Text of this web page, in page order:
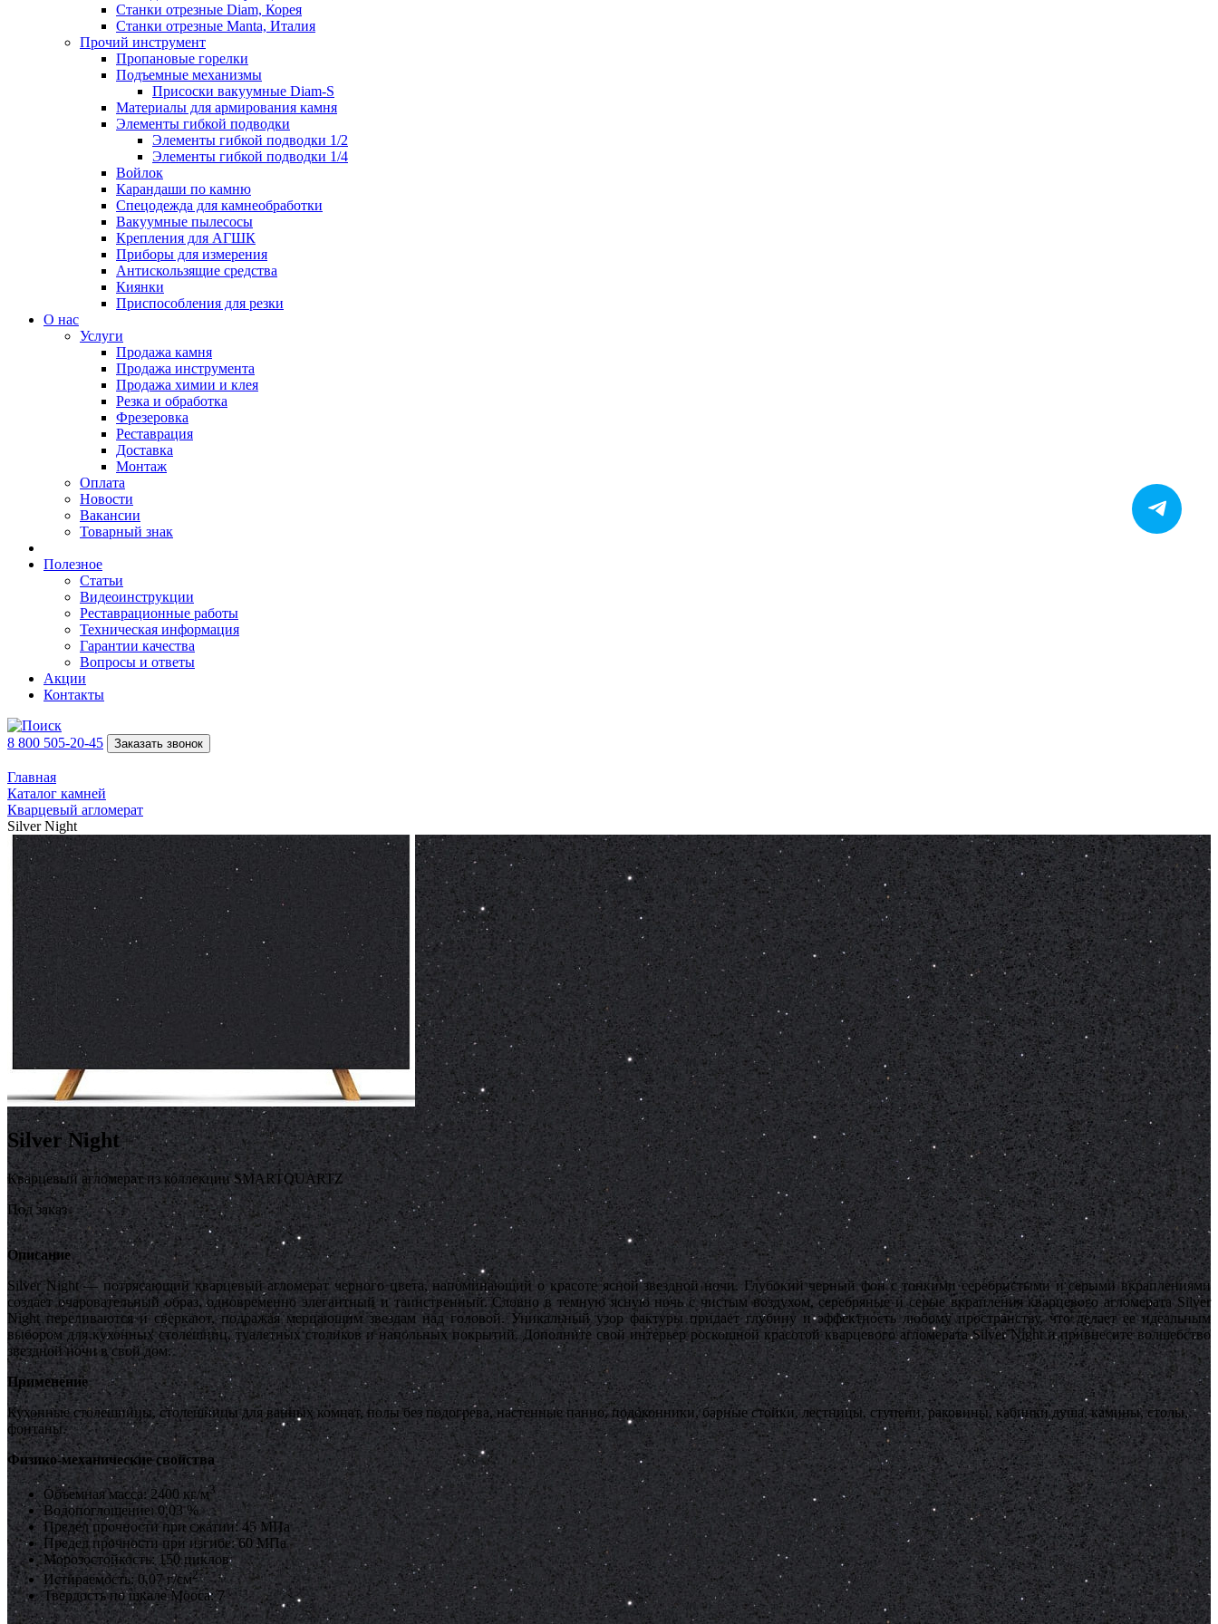
Станки отрезные Diam, Корея
Станки отрезные Manta, Италия
Прочий инструмент
Пропановые горелки
Подъeмные механизмы
Присоски вакуумные Diam-S
Материалы для армирования камня
Элементы гибкой подводки
Элементы гибкой подводки 1/2
Элементы гибкой подводки 1/4
Войлок
Карандаши по камню
Спецодежда для камнеобработки
Вакуумные пылесосы
Крепления для АГШК
Приборы для измерения
Антискользящие средства
Киянки
Приспособления для резки
О нас
Услуги
Продажа камня
Продажа инструмента
Продажа химии и клея
Резка и обработка
Фрезеровка
Реставрация
Доставка
Монтаж
Оплата
Новости
Вакансии
Товарный знак
Полезное
Статьи
Видеоинструкции
Реставрационные работы
Техническая информация
Гарантии качества
Вопросы и ответы
Акции
Контакты
8 800 505-20-45 Заказать звонок
Главная
Каталог камней
Кварцевый агломерат
Silver Night
Silver Night
Кварцевый агломерат из коллекции SMARTQUARTZ
Под заказ
Описание
Silver Night — потрясающий кварцевый агломерат черного цвета, напоминающий о красоте ясной звездной ночи. Глубокий черный фон с тонкими серебристыми и серыми вкраплениями
создает очаровательный образ, одновременно элегантный и таинственный. Словно в темную ясную ночь с чистым воздухом, серебряные и серые вкрапления кварцевого агломерата Silver
Night переливаются и сверкают, подражая мерцающим звездам над головой. Уникальный узор фактуры придает глубину и эффектность любому пространству, что делает ее идеальным
выбором для кухонных столешниц, туалетных столиков и напольных покрытий. Дополните свой интерьер роскошной красотой кварцевого агломерата Silver Night и привнесите волшебство
звездной ночи в свой дом.
Применение
Кухонные столешницы, столешницы для ванных комнат, полы без подогрева, настенные панно, подоконники, барные стойки, лестницы, ступени, раковины, кабинки душа, камины, столы,
фонтаны.
Физико-механические свойства
Объемная масса: 2400 кг/м3
Водопоглощение: 0,03 %
Предел прочности при сжатии: 45 МПа
Предел прочности при изгибе: 60 МПа
Морозостойкость: 150 циклов
Истираемость: 0,07 г/см2
Твердость по шкале Мооса: 7